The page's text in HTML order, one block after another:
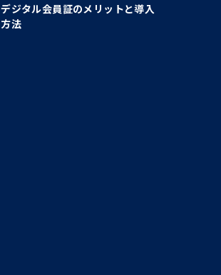
デジタル会員証のメリットと導入
方法